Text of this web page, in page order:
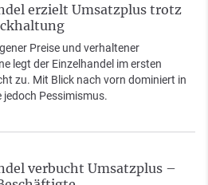
erzielt Umsatzplus trotz
Preise und verhaltener
legt der Einzelhandel im ersten
zu. Mit Blick nach vorn dominiert in
jedoch Pessimismus.
verbucht Umsatzplus –